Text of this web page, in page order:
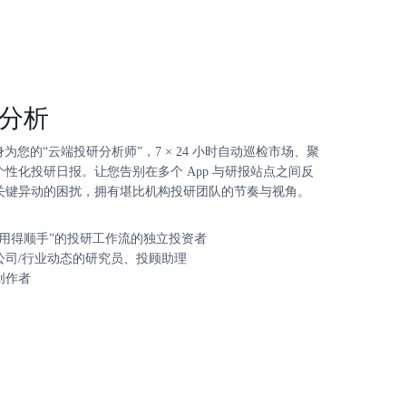
析
您的“云端投研分析师”，7 × 24 小时自动巡检市场、聚
性化投研日报。让您告别在多个 App 与研报站点之间反
异动的困扰，拥有堪比机构投研团队的节奏与视角。
得顺手”的投研工作流的独立投资者
司/行业动态的研究员、投顾助理
作者